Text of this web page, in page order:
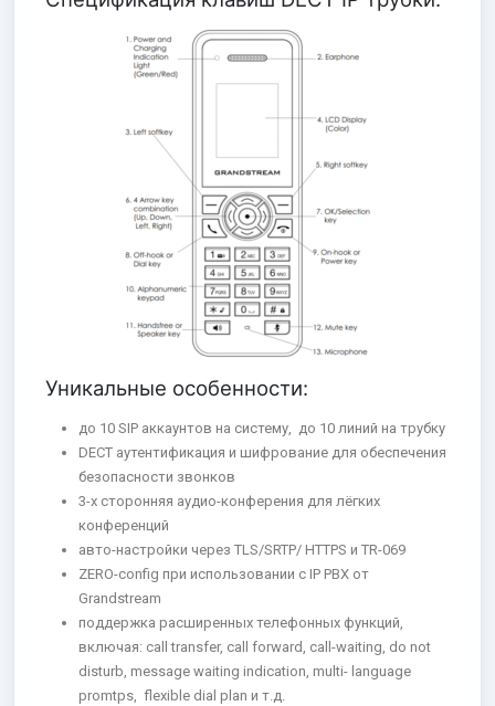
Уникальные особенности:
до 10 SIP аккаунтов на систему, до 10 линий на трубку
DECT аутентификация и шифрование для обеспечения
безопасности звонков
3-х сторонняя аудио-конферения для лёгких
конференций
авто-настройки через TLS/SRTP/ HTTPS и TR-069
ZERO-config при использовании с IP PBX от
Grandstream
поддержка расширенных телефонных функций,
включая: call transfer, call forward, call-waiting, do not
disturb, message waiting indication, multi- language
promtps, flexible dial plan и т.д.